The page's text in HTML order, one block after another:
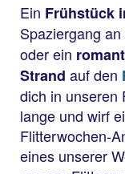
Ein Frühstück
Spaziergang
oder ein
Strand auf den
dich in unseren
lange und wirf
Flitterwochen-
eines unserer